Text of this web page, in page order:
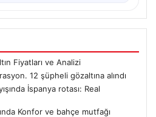
Fiyatları ve Analizi
12 şüpheli gözaltına alındı
İspanya rotası: Real
Konfor ve bahçe mutfağı